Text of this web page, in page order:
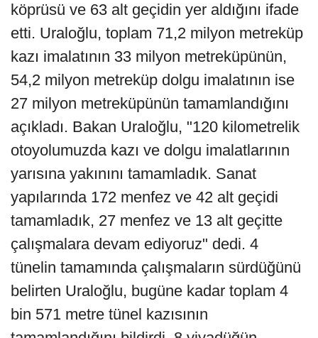
köprüsü ve 63 alt geçidin yer aldığını ifade
etti. Uraloğlu, toplam 71,2 milyon metreküp
kazı imalatının 33 milyon metreküpünün,
54,2 milyon metreküp dolgu imalatının ise
27 milyon metreküpünün tamamlandığını
açıkladı. Bakan Uraloğlu, "120 kilometrelik
otoyolumuzda kazı ve dolgu imalatlarının
yarısına yakınını tamamladık. Sanat
yapılarında 172 menfez ve 42 alt geçidi
tamamladık, 27 menfez ve 13 alt geçitte
çalışmalara devam ediyoruz" dedi. 4
tünelin tamamında çalışmaların sürdüğünü
belirten Uraloğlu, bugüne kadar toplam 4
bin 571 metre tünel kazısının